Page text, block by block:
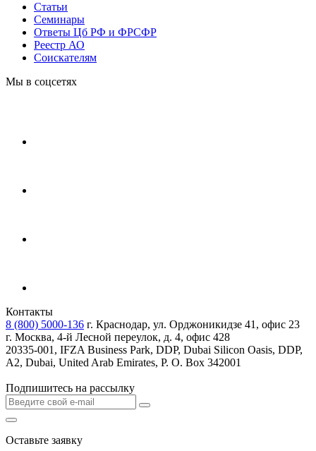
Статьи
Cеминары
Ответы Цб РФ и ФРСФР
Реестр АО
Соискателям
Мы в соцсетях
Контакты
8 (800) 5000-136 г. Краснодар, ул. Орджоникидзе 41, офис 23
г. Москва, 4-й Лесной переулок, д. 4, офис 428
20335-001, IFZA Business Park, DDP, Dubai Silicon Oasis, DDP,
A2, Dubai, United Arab Emirates, P. O. Box 342001
Подпишитесь на рассылку
Оставьте заявку